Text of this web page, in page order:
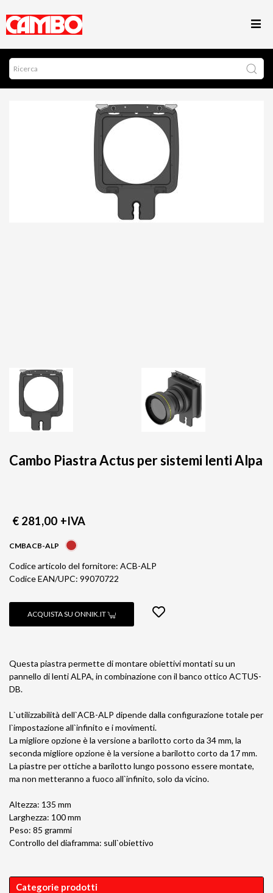
Cambo Piastra Actus per sistemi lenti Alpa
€ 281,00 +IVA
CMBACB-ALP
Codice articolo del fornitore: ACB-ALP
Codice EAN/UPC: 99070722
ACQUISTA SU ONNIK.IT
Questa piastra permette di montare obiettivi montati su un
pannello di lenti ALPA, in combinazione con il banco ottico ACTUS-
DB.
L`utilizzabilità dell`ACB-ALP dipende dalla configurazione totale per
l`impostazione all`infinito e i movimenti.
La migliore opzione è la versione a barilotto corto da 34 mm, la
seconda migliore opzione è la versione a barilotto corto da 17 mm.
La piastre per ottiche a barilotto lungo possono essere montate,
ma non metteranno a fuoco all`infinito, solo da vicino.
Altezza: 135 mm
Larghezza: 100 mm
Peso: 85 grammi
Controllo del diaframma: sull`obiettivo
Categorie prodotti